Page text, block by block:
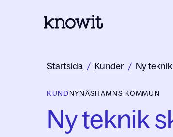
Till startsidan på Knowit
Startsida / Kunder / Ny
KUNDNYNÄSHAMNS KOMMUN
Ny teknik